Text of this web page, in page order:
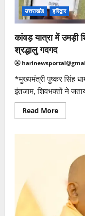
उत्तराखंड हरिद्वार
कांवड़ यात्रा में उमड़ी
श्रद्धालु गदगद
*मुख्यमंत्री पुष्कर सिंह
इंतजाम, शिवभक्तों ने
Read MoreRead
more
भक्तों
श्रद्धालु
गदगद